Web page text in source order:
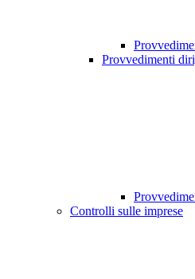
Provvedimenti
Controlli sulle imprese